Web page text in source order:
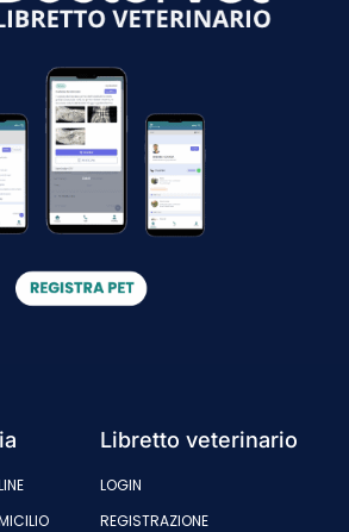
Libretto veterinario
LOGIN
REGISTRAZIONE